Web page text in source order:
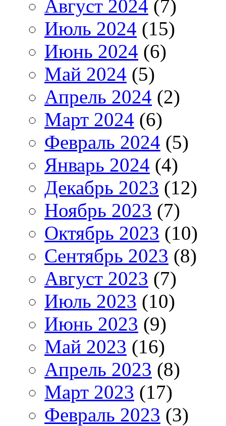
Август 2024 (7)
Июль 2024 (15)
Июнь 2024 (6)
Май 2024 (5)
Апрель 2024 (2)
Март 2024 (6)
Февраль 2024 (5)
Январь 2024 (4)
Декабрь 2023 (12)
Ноябрь 2023 (7)
Октябрь 2023 (10)
Сентябрь 2023 (8)
Август 2023 (7)
Июль 2023 (10)
Июнь 2023 (9)
Май 2023 (16)
Апрель 2023 (8)
Март 2023 (17)
Февраль 2023 (3)